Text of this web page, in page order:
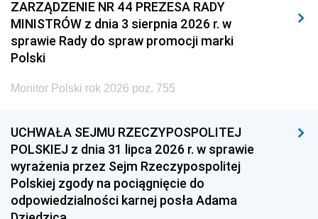
2011 2010 2009
2008 2007 2006
2005
1996 1995 1994
1993 1992 1991
1990 1989
1987 1986 1985
ZARZĄDZENIE NR 44 PREZESA RADY
MINISTRÓW z dnia 3 sierpnia 2026 r. w
sprawie Rady do spraw promocji marki
Polski
Monitor Polski rok 2026 poz. 755
UCHWAŁA SEJMU RZECZYPOSPOLITEJ
POLSKIEJ z dnia 31 lipca 2026 r. w sprawie
wyrażenia przez Sejm Rzeczypospolitej
Polskiej zgody na pociągnięcie do
odpowiedzialności karnej posła Adama